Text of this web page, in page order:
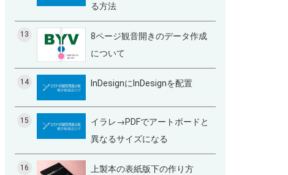
る方法
13
8ページ観音開きのデータ作成
について
14 InDesignにInDesignを配置
15
イラレ→PDFでアートボードと
異なるサイズになる
16 上製本の表紙版下の作り方